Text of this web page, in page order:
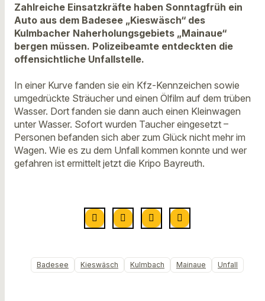
Zahlreiche Einsatzkräfte haben Sonntagfrüh ein
Auto aus dem Badesee „Kieswäsch“ des
Kulmbacher Naherholungsgebiets „Mainaue“
bergen müssen. Polizeibeamte entdeckten die
offensichtliche Unfallstelle.
In einer Kurve fanden sie ein Kfz-Kennzeichen sowie
umgedrückte Sträucher und einen Ölfilm auf dem trüben
Wasser. Dort fanden sie dann auch einen Kleinwagen
unter Wasser. Sofort wurden Taucher eingesetzt –
Personen befanden sich aber zum Glück nicht mehr im
Wagen. Wie es zu dem Unfall kommen konnte und wer
gefahren ist ermittelt jetzt die Kripo Bayreuth.
Badesee Kieswäsch Kulmbach Mainaue Unfall